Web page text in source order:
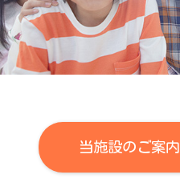
当施設のご案内